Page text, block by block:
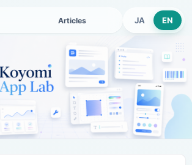
Articles JA EN